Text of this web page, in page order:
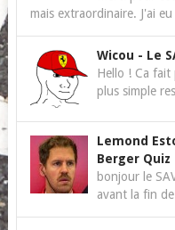
mais extraordinaire. J'ai
Wicou - Le
Hello ! Ca fait
plus simple
Lemond
Berger Quiz
bonjour le
avant la fin